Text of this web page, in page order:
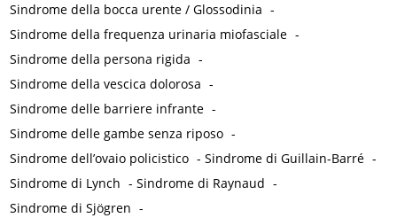
Sindrome della bocca urente / Glossodinia -
Sindrome della frequenza urinaria miofasciale -
Sindrome della persona rigida -
Sindrome della vescica dolorosa -
Sindrome delle barriere infrante -
Sindrome delle gambe senza riposo -
Sindrome dell’ovaio policistico -Sindrome di Guillain-Barré -
Sindrome di Lynch -Sindrome di Raynaud -
Sindrome di Sjögren -